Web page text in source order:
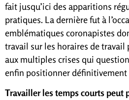
fait jusqu’ici des apparitions
pratiques. La dernière fut à
emblématiques coronapistes
travail sur les horaires de travail
aux multiples crises qui
enfin positionner définitivement
Travailler les temps courts peut